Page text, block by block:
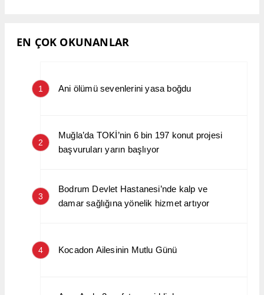
EN ÇOK OKUNANLAR
1 Ani ölümü sevenlerini yasa boğdu
2
Muğla’da TOKİ’nin 6 bin 197 konut projesi
başvuruları yarın başlıyor
3
Bodrum Devlet Hastanesi’nde kalp ve
damar sağlığına yönelik hizmet artıyor
4 Kocadon Ailesinin Mutlu Günü